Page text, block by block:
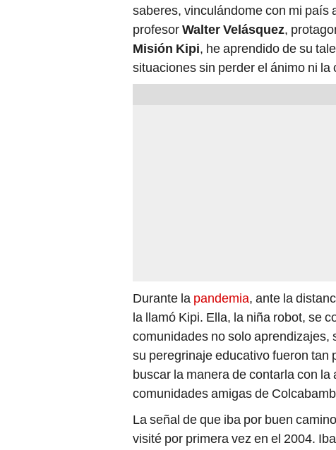
saberes, vinculándome con mi país
profesorWalter Velásquez,
Misión Kipi, he aprendido de su
situaciones sin perder el ánimo ni la
Durante la pandemia, ante la
la llamó Kipi. Ella, la niña robot, se
comunidades no solo aprendizajes,
su peregrinaje educativo fueron tan
buscar la manera de contarla con
comunidades amigas de
La señal de que iba por buen
visité por primera vez en el 2004.